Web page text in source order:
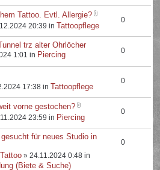
Tattoo. Evtl. Allergie?
20:39 in Tattoopflege
0
trz alter Ohrlöcher
1:01 in Piercing 0
17:38 in Tattoopflege
0
vorne gestochen?
23:59 in Piercing
0
für neues Studio in
» 24.11.2024 0:48 in
(Biete & Suche)
0